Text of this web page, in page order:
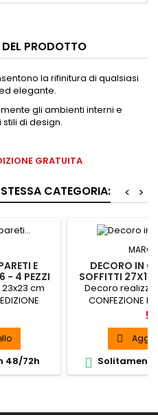
PRODOTTO
la rifinitura di qualsiasi
elegante.
gli ambienti interni e
di design.
GRATUITA
CATEGORIA: >
<
E
- 4 PEZZI
cm
48/72h
DECORO IN
SOFFITTI
Decoro
CONFEZIONE

